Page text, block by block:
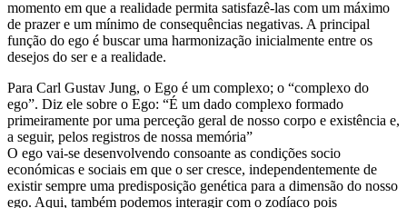
momento em que a realidade permita satisfazê-las com um máximo
de prazer e um mínimo de consequências negativas. A principal
função do ego é buscar uma harmonização inicialmente entre os
desejos do ser e a realidade.
Para Carl Gustav Jung, o Ego é um complexo; o “complexo do
ego”. Diz ele sobre o Ego: “É um dado complexo formado
primeiramente por uma perceção geral de nosso corpo e existência e,
a seguir, pelos registros de nossa memória”
O ego vai-se desenvolvendo consoante as condições socio
económicas e sociais em que o ser cresce, independentemente de
existir sempre uma predisposição genética para a dimensão do nosso
ego. Aqui, também podemos interagir com o zodíaco pois